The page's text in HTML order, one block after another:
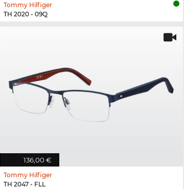
Tommy Hilfiger
TH 2020 - 09Q
136,00 €
Tommy Hilfiger
TH 2047 - FLL